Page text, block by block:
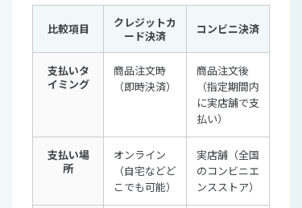
比較項目
クレジットカ
ード決済
コンビニ決済
支払いタ
イミング
商品注文時
（即時決済）
商品注文後
（指定期間内
に実店舗で支
払い）
支払い場
所
オンライン
（自宅などど
こでも可能）
実店舗（全国
のコンビニエ
ンスストア）